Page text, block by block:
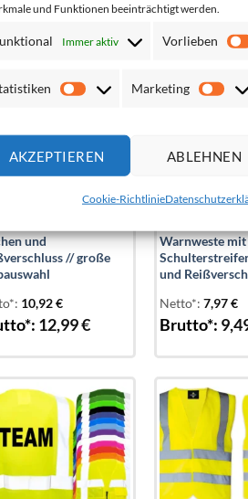
und Funktionen beeinträchtigt werden.
Immer aktiv Vorlieben
Statistiken
Marketing
AKZEPTIEREN ABLEHNEN
Cookie-Richtlinie
Add to
und
// große
10,92€
12,99€
Unbedruckte
Warnweste mit
und
Netto*: 7,97€
Brutto*:
Add to
wishlist